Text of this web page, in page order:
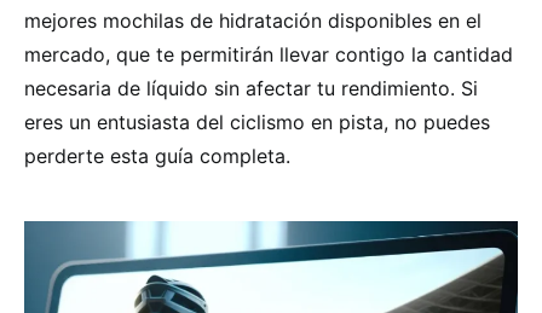
mejores mochilas de hidratación disponibles en el
mercado, que te permitirán llevar contigo la cantidad
necesaria de líquido sin afectar tu rendimiento. Si
eres un entusiasta del ciclismo en pista, no puedes
perderte esta guía completa.